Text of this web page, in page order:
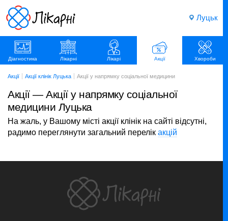
Луцьк
Діагностика Лікарні Лікарі Акції Хвороби
Акції Акції клінік Луцька Акції у напрямку соціальної медицини
Акції — Акції у напрямку соціальної
медицини Луцька
На жаль, у Вашому місті акції клінік на сайті відсутні,
радимо переглянути загальний перелік акцій